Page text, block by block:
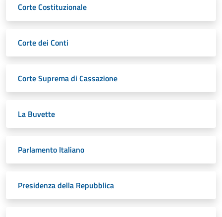
Corte Costituzionale
Corte dei Conti
Corte Suprema di Cassazione
La Buvette
Parlamento Italiano
Presidenza della Repubblica